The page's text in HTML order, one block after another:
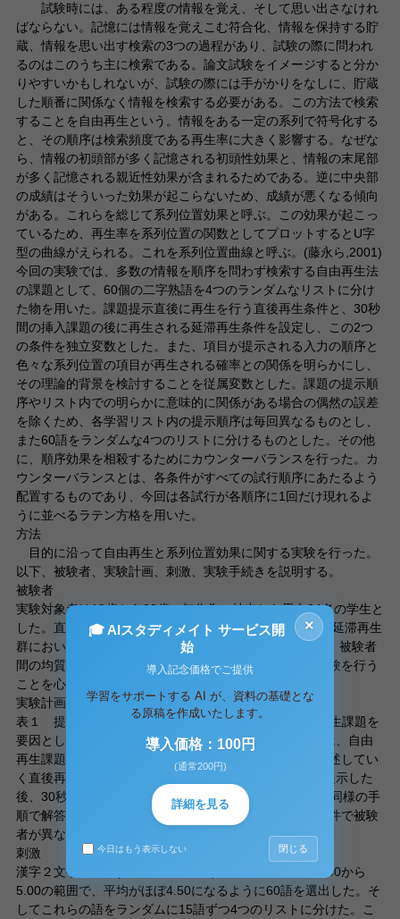
試験時には、ある程度の情報を覚え、そして思い出さなけれ
ばならない。記憶には情報を覚えこむ符合化、情報を保持する貯
蔵、情報を思い出す検索の3つの過程があり、試験の際に問われ
るのはこのうち主に検索である。論文試験をイメージすると分か
りやすいかもしれないが、試験の際には手がかりをなしに、貯蔵
した順番に関係なく情報を検索する必要がある。この方法で検索
することを自由再生という。情報をある一定の系列で符号化する
と、その順序は検索頻度である再生率に大きく影響する。なぜな
ら、情報の初頭部が多く記憶される初頭性効果と、情報の末尾部
が多く記憶される親近性効果が含まれるためである。逆に中央部
の成績はそういった効果が起こらないため、成績が悪くなる傾向
がある。これらを総じて系列位置効果と呼ぶ。この効果が起こっ
ているため、再生率を系列位置の関数としてプロットするとU字
型の曲線がえられる。これを系列位置曲線と呼ぶ。(藤永ら,2001)
今回の実験では、多数の情報を順序を問わず検索する自由再生法
の課題として、60個の二字熟語を4つのランダムなリストに分け
た物を用いた。課題提示直後に再生を行う直後再生条件と、30秒
間の挿入課題の後に再生される延滞再生条件を設定し、この2つ
の条件を独立変数とした。また、項目が提示される入力の順序と
色々な系列位置の項目が再生される確率との関係を明らかにし、
その理論的背景を検討することを従属変数とした。課題の提示順
序やリスト内での明らかに意味的に関係がある場合の偶然の誤差
を除くため、各学習リスト内の提示順序は毎回異なるものとし、
また60語をランダムな4つのリストに分けるものとした。その他
に、順序効果を相殺するためにカウンターバランスを行った。カ
ウンターバランスとは、各条件がすべての試行順序にあたるよう
配置するものであり、今回は各試行が各順序に1回だけ現れるよ
うに並べるラテン方格を用いた。
方法
目的に沿って自由再生と系列位置効果に関する実験を行った。
以下、被験者、実験計画、刺激、実験手続きを説明する。
被験者
実験対象者は19歳から23歳の無作為に抽出した男女24名の学生と
した。直後再生群においては男子5人女子7人の計12人、延滞再生
群においては男子1人女子11人の計12人を被験者とした。被験者
間の均質をはかるため大学生に限定し、静かな場所で実験を行う
ことを心掛けた。
実験計画
表１ 提示課題のリスト A B C D 今回の実験は、自由再生課題を
要因とした、１要因2水準の実験であった。第１の水準は、自由
再生課題を提示した直後、検索された順に解答用紙に記述してい
く直後再生条件とした。第2の水準は、自由再生課題を提示した
後、30秒間の挿入課題を行い、その後、直後再生条件と同様の手
順で解答用紙に記述していく延滞再生条件とした。各条件で被験
者が異なる被験者間変数を用いた。
刺激
漢字２文字の名詞(小川・稲村1974)から学習容易性が4.00から
5.00の範囲で、平均がほぼ4.50になるように60語を選出した。そ
してこれらの語をランダムに15語ずつ4つのリストに分けた。こ
×
🎓 AIスタディメイト サービス開
始
導入記念価格でご提供
学習をサポートする AI が、資料の基礎とな
る原稿を作成いたします。
導入価格：100円
(通常200円)
詳細を見る
今日はもう表示しない 閉じる